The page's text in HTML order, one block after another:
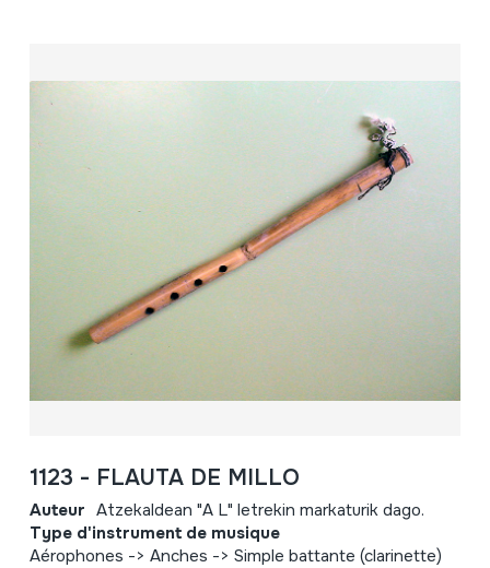
1123 - FLAUTA DE MILLO
Auteur Atzekaldean "A L" letrekin markaturik dago.
Type d'instrument de musique
Aérophones -> Anches -> Simple battante (clarinette)